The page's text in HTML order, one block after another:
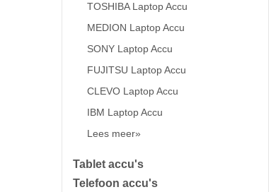
TOSHIBA Laptop Accu
MEDION Laptop Accu
SONY Laptop Accu
FUJITSU Laptop Accu
CLEVO Laptop Accu
IBM Laptop Accu
Lees meer»
Tablet accu's
Telefoon accu's